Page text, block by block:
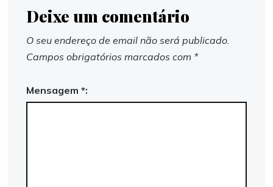
Deixe um comentário
O seu endereço de email não será publicado.
Campos obrigatórios marcados com *
Mensagem *: